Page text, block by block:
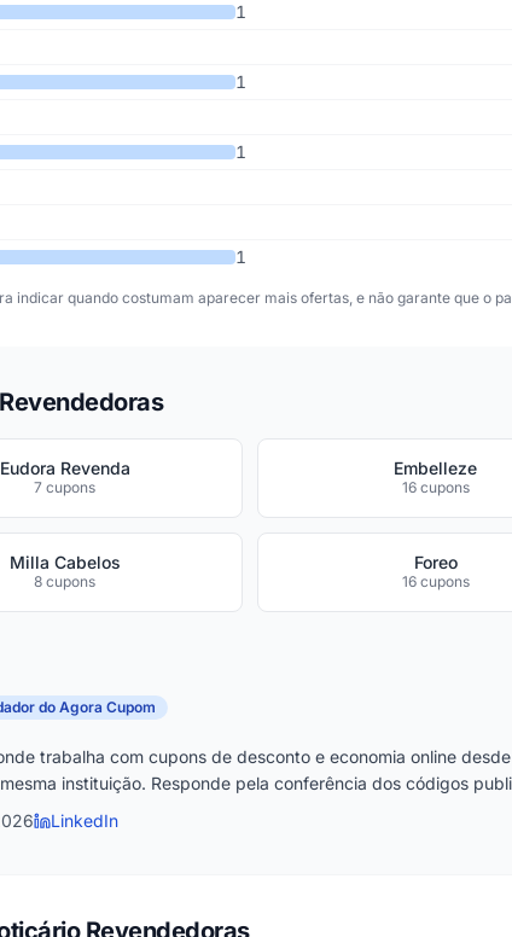
1
1
1
1
indicar quando costumam aparecer mais ofertas, e não garante que o
Eudora Revenda
7 cupons
Embelleze
16 cupons
Milla Cabelos
8 cupons
Foreo
16 cupons
do Agora Cupom
trabalha com cupons de desconto e economia online
instituição. Responde pela conferência dos códigos
LinkedIn